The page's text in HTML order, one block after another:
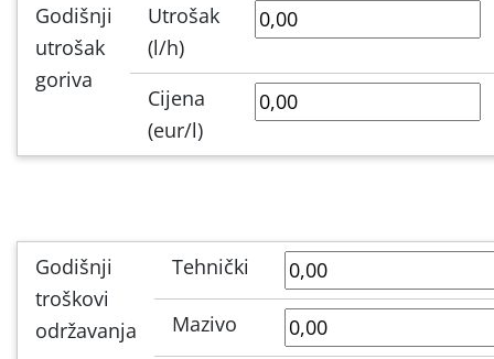
Godišnji
utrošak
goriva
Utrošak
(l/h)
Cijena
(eur/l)
Godišnji
troškovi
održavanja
Tehnički
Mazivo